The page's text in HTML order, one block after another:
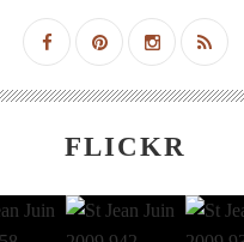
FLICKR